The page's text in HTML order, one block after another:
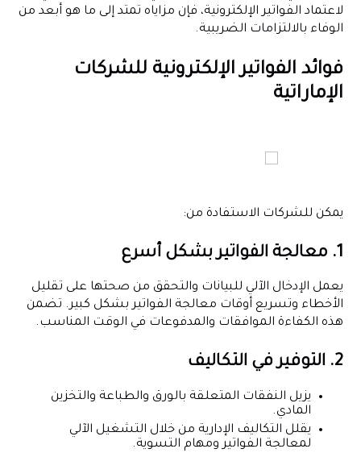
لاعتماد الفواتير الإلكترونية، فإن مزاياه تمتد إلى ما هو أبعد من
الوفاء بالالتزامات الضريبية.
فوائد الفواتير الإلكترونية للشركات
الإماراتية
يمكن للشركات الاستفادة من:
1. معالجة الفواتير بشكل أسرع
يعمل الإدخال الآلي للبيانات والتحقق من صحتها على تقليل
الأخطاء وتسريع أوقات معالجة الفواتير بشكل كبير. تضمن
هذه الكفاءة الموافقات والمدفوعات في الوقت المناسب.
2. التوفير في التكاليف
يزيل النفقات المتعلقة بالورق والطباعة والتخزين
المادي.
يقلل التكاليف الإدارية من خلال التشغيل الآلي
لمعالجة الفواتير ومهام التسوية.